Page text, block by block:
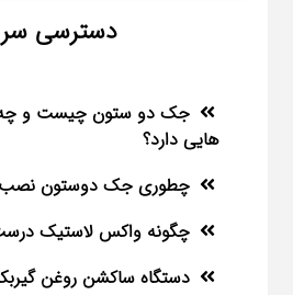
دسترسی
جک دو ستون چیست و چه
هایی دارد؟
چطوری جک دوستون نصب
چگونه واکس لاستیک
دستگاه ساکشن روغن